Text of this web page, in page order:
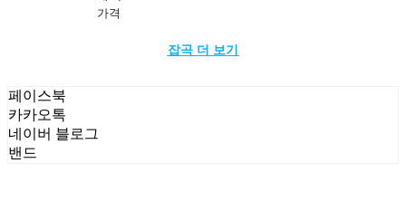
가격
잡곡 더 보기
페이스북
카카오톡
네이버 블로그
밴드